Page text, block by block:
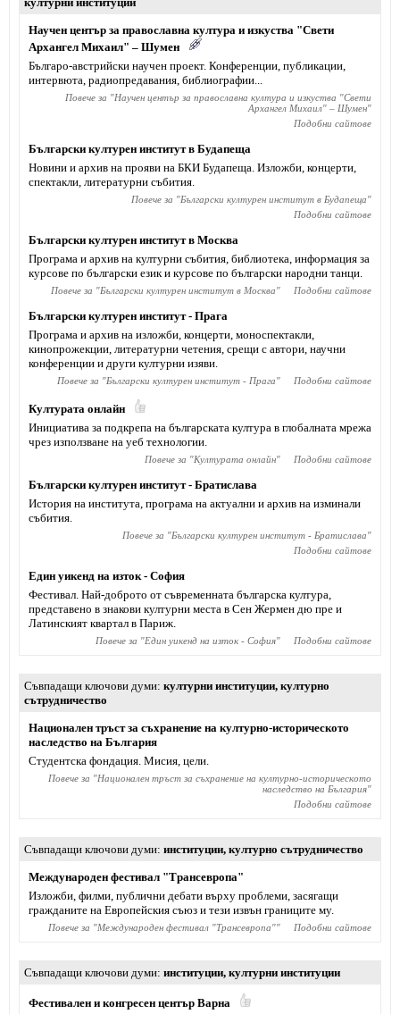
Научен център за православна култура и изкуства "Свети
Архангел Михаил" – Шумен
Българо-австрийски научен проект. Конференции, публикации,
интервюта, радиопредавания, библиографии...
Повече за "Научен център за православна култура и изкуства "Свети
Архангел Михаил" – Шумен"
Подобни сайтове
Български културен институт в Будапеща
Новини и архив на прояви на БКИ Будапеща. Изложби, концерти,
спектакли, литературни събития.
Повече за "Български културен институт в Будапеща"
Подобни сайтове
Български културен институт в Москва
Програма и архив на културни събития, библиотека, информация за
курсове по български език и курсове по български народни танци.
Повече за "Български културен институт в Москва" Подобни сайтове
Български културен институт - Прага
Програма и архив на изложби, концерти, моноспектакли,
кинопрожекции, литературни четения, срещи с автори, научни
конференции и други културни изяви.
Повече за "Български културен институт - Прага" Подобни сайтове
Културата онлайн
Инициатива за подкрепа на българската култура в глобалната мрежа
чрез използване на уеб технологии.
Повече за "Културата онлайн" Подобни сайтове
Български културен институт - Братислава
История на института, програма на актуални и архив на изминали
събития.
Повече за "Български културен институт - Братислава"
Подобни сайтове
Един уикенд на изток - София
Фестивал. Най-доброто от съвременната българска култура,
представено в знакови културни места в Сен Жермен дю пре и
Латинският квартал в Париж.
Повече за "Един уикенд на изток - София" Подобни сайтове
Съвпадащи ключови думи културни институции, културно
сътрудничество
Национален тръст за съхранение на културно-историческото
наследство на България
Студентска фондация. Мисия, цели.
Повече за "Национален тръст за съхранение на културно-историческото
наследство на България"
Подобни сайтове
Съвпадащи ключови думи институции, културно сътрудничество
Международен фестивал "Трансевропа"
Изложби, филми, публични дебати върху проблеми, засягащи
гражданите на Европейския съюз и тези извън границите му.
Повече за "Международен фестивал "Трансевропа"" Подобни сайтове
Съвпадащи ключови думи институции, културни институции
Фестивален и конгресен център Варна